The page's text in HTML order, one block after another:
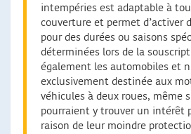
intempéries est adaptable à
couverture et permet d’activer
pour des durées ou saisons
déterminées lors de la
également les automobiles et
exclusivement destinée aux
véhicules à deux roues, même
pourraient y trouver un intérêt
raison de leur moindre